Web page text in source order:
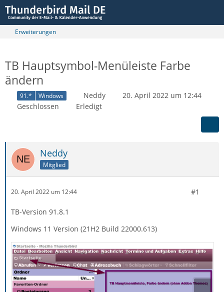
Erweiterungen
TB Hauptsymbol-Menüleiste Farbe
ändern
91.* Windows Neddy
20. April 2022 um 12:44
Geschlossen
Erledigt
Neddy
Mitglied
20. April 2022 um 12:44 #1
TB-Version 91.8.1
Windows 11 Version (21H2 Build 22000.613)